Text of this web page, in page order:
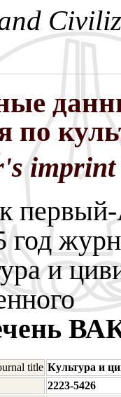
по
imprint
первый-
год
и
title Культура и
2223-5426